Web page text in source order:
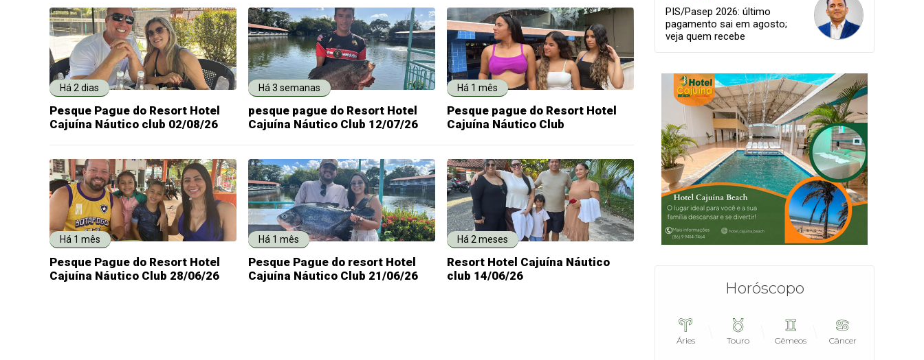
Há 2 dias
Pesque Pague do Resort Hotel
Cajuína Náutico club 02/08/26
Há 3 semanas
pesque pague do Resort Hotel
Cajuína Náutico Club 12/07/26
Há 1 mês
Pesque pague do Resort Hotel
Cajuína Náutico Club
Há 1 mês
Pesque Pague do Resort Hotel
Cajuína Náutico Club 28/06/26
Há 1 mês
Pesque Pague do resort Hotel
Cajuína Náutico Club 21/06/26
Há 2 meses
Resort Hotel Cajuína Náutico
club 14/06/26
PIS/Pasep 2026: último
pagamento sai em agosto;
veja quem recebe
Horóscopo
Áries Touro Gêmeos Câncer